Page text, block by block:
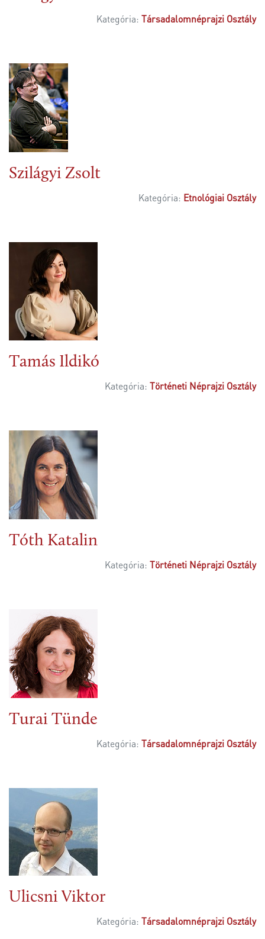
Kategória: Társadalomnéprajzi Osztály
Szilágyi Zsolt
Kategória: Etnológiai Osztály
Tamás Ildikó
Kategória: Történeti Néprajzi Osztály
Tóth Katalin
Kategória: Történeti Néprajzi Osztály
Turai Tünde
Kategória: Társadalomnéprajzi Osztály
Ulicsni Viktor
Kategória: Társadalomnéprajzi Osztály